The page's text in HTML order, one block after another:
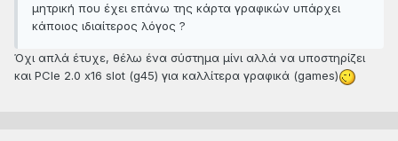
μητρική που έχει επάνω της κάρτα γραφικών υπάρχει
κάποιος ιδιαίτερος λόγος ?
Όχι απλά έτυχε, θέλω ένα σύστημα μίνι αλλά να υποστηρίζει
και PCIe 2.0 x16 slot (g45) για καλλίτερα γραφικά (games)